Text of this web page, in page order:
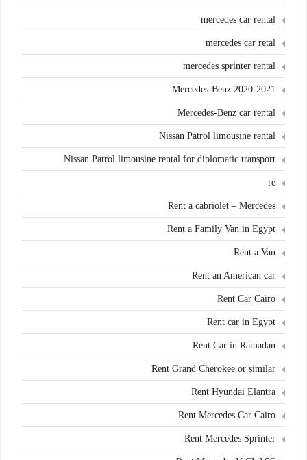
mercedes car rental
mercedes car retal
mercedes sprinter rental
Mercedes-Benz 2020-2021
Mercedes-Benz car rental
Nissan Patrol limousine rental
Nissan Patrol limousine rental for diplomatic transport
re
Rent a cabriolet – Mercedes
Rent a Family Van in Egypt
Rent a Van
Rent an American car
Rent Car Cairo
Rent car in Egypt
Rent Car in Ramadan
Rent Grand Cherokee or similar
Rent Hyundai Elantra
Rent Mercedes Car Cairo
Rent Mercedes Sprinter